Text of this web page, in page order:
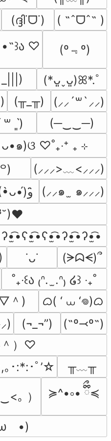
(ദ്ദി˙ᗜ˙) ( ˶ˆᗜˆ˵ )
•˶꒱ა ♡ (º﹃º)
(*ᴗ͈ˬᴗ͈)ꕤ*.ﾟ
(╥_╥)
(⸝⸝´꒳`⸝⸝)
ˋ͈)
(─‿‿─)
๑)ଓ ♡˚₊‧⁺ ₊ ⊹
(⸝⸝⸝>﹏<⸝⸝⸝)
(⸝⸝๑  ̫ ๑⸝⸝⸝)
˙ᴗ˙
(ᗒᗣᗕ)՞
˚₊‧꒰ა ₍ᐢ.  ̫.ᐢ₎ ໒꒱ ‧₊˚
＾)
ᜊ( ‘ ⩊ ‘𖦹)ᜊ
(¬_¬”)
(˶º⤙º˶)
＾）♡
･:*:･ﾟ’☆
╥﹏╥
｡ ） ≽^•༚• ྀིྀ≼
　•)